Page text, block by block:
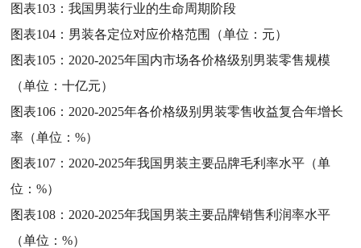
图表103：我国男装行业的生命周期阶段
图表104： 男装各定位对应价格范围（单位：元）
图表105： 2020-2025年国内市场各价格级别男装零售规模
（单位：十亿元）
图表106： 2020-2025年各价格级别男装零售收益复合年增长
率（单位：%）
图表107： 2020-2025年我国男装主要品牌毛利率水平（单
位：%）
图表108： 2020-2025年我国男装主要品牌销售利润率水平
（单位：%）